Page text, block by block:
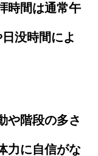
時間は通常午
没時間によ
や階段の多さ
力に自信がな